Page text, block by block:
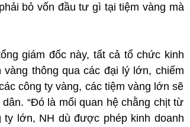
bỏ vốn đầu tư gì tại tiệm vàng mà
giám đốc này, tất cả tổ chức kinh
thông qua các đại lý lớn, chiếm
công ty vàng, các tiệm vàng lớn sẽ
“Đó là mối quan hệ chằng chịt từ
ty lớn, NH dù được phép kinh doanh